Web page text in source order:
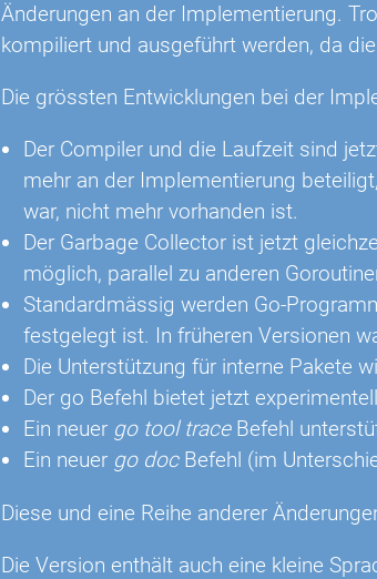
Änderungen an der Implementierung.
kompiliert und ausgeführt werden, da
Die grössten Entwicklungen bei der
Der Compiler und die Laufzeit sind
mehr an der Implementierung
war, nicht mehr vorhanden ist.
Der Garbage Collector ist jetzt
möglich, parallel zu anderen
Standardmässig werden Go-
festgelegt ist. In früheren Versionen
Die Unterstützung für interne Pakete
Der go Befehl bietet jetzt
Ein neuer go tool traceBefehl
Ein neuer go docBefehl (im
Diese und eine Reihe anderer
Die Version enthält auch eine kleine